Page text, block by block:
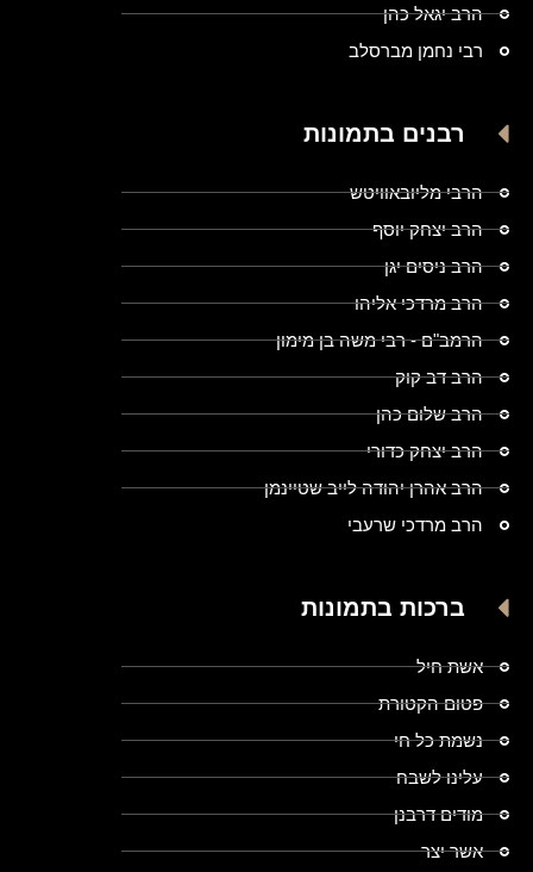
הרב יגאל כהן
רבי נחמן מברסלב
רבנים בתמונות
הרבי מליובאוויטש
הרב יצחק יוסף
הרב ניסים יגן
הרב מרדכי אליהו
הרמב"ם - רבי משה בן מימון
הרב דב קוק
הרב שלום כהן
הרב יצחק כדורי
הרב אהרן יהודה לייב שטיינמן
הרב מרדכי שרעבי
ברכות בתמונות
אשת חיל
פטום הקטורת
נשמת כל חי
עלינו לשבח
מודים דרבנן
אשר יצר